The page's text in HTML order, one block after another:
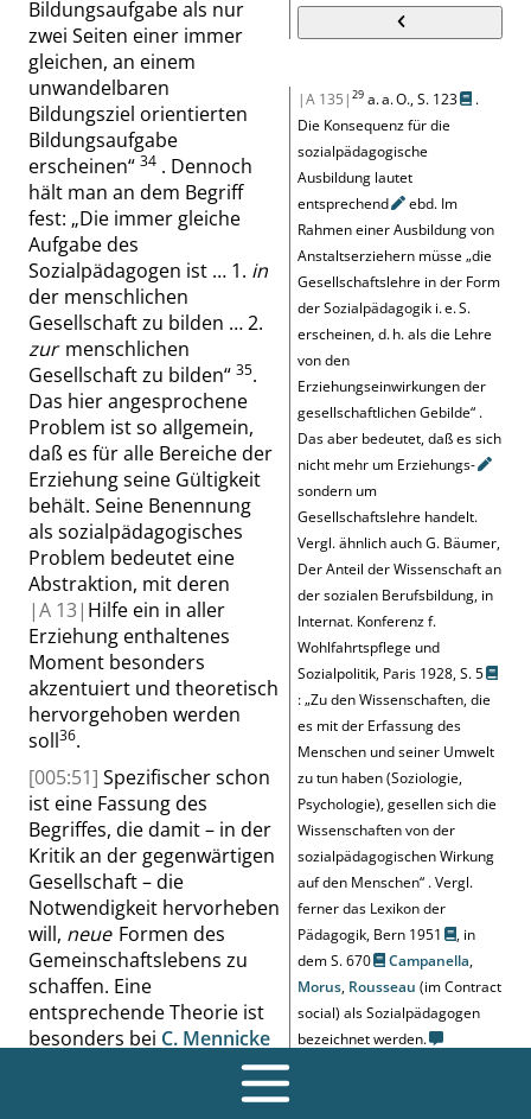
|A 135| 29 a. a. O.,S. 123
.
Die Konsequenz für die
sozialpädagogische
Ausbildung lautet
entsprechend
ebd. Im
Rahmen einer Ausbildung von
Anstaltserziehern müsse„die
Gesellschaftslehre in der Form
der Sozialpädagogik i. e. S.
erscheinen, d. h. als die Lehre
von den
Erziehungseinwirkungen der
gesellschaftlichen Gebilde“ .
Das aber bedeutet, daß es sich
nicht mehr um Erziehungs-
sondern um
Gesellschaftslehre handelt.
Vergl. ähnlich auchG. Bäumer,
Der Anteil der Wissenschaft an
der sozialen Berufsbildung, in
Internat. Konferenz f.
Wohlfahrtspflege und
Sozialpolitik, Paris 1928,S. 5
:„Zu den Wissenschaften, die
es mit der Erfassung des
Menschen und seiner Umwelt
zu tun haben (Soziologie,
Psychologie), gesellen sich die
Wissenschaften von der
sozialpädagogischen Wirkung
auf den Menschen“ .Vergl.
ferner das Lexikon der
Pädagogik, Bern 1951
, in
demS. 670 Campanella,
Morus, Rousseau (imContract
social) als Sozialpädagogen
bezeichnet werden.
Bildungsaufgabe als nur
zwei Seiten einer immer
gleichen, an einem
unwandelbaren
Bildungsziel orientierten
Bildungsaufgabe
erscheinen“ 34 . Dennoch
hält man an dem Begriff
fest: „Die immer gleiche
Aufgabe des
Sozialpädagogen ist … 1. in
der menschlichen
Gesellschaft zu bilden … 2.
zurmenschlichen
Gesellschaft zu bilden“ 35.
Das hier angesprochene
Problem ist so allgemein,
daß es für alle Bereiche der
Erziehung seine Gültigkeit
behält. Seine Benennung
als sozialpädagogisches
Problem bedeutet eine
Abstraktion, mit deren
|A 13| Hilfe ein in aller
Erziehung enthaltenes
Moment besonders
akzentuiert und theoretisch
hervorgehoben werden
soll36.
[005:51] Spezifischer schon
ist eine Fassung des
Begriffes, die damit – in der
Kritik an der gegenwärtigen
Gesellschaft – die
Notwendigkeit hervorheben
will, neue Formen des
Gemeinschaftslebens zu
schaffen. Eine
entsprechende Theorie ist
besonders bei C. Mennicke
zu finden. Sozialpädagogik